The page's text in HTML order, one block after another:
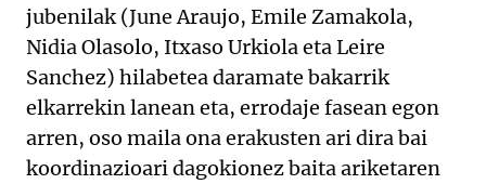
jubenilak (June Araujo, Emile Zamakola,
Nidia Olasolo, Itxaso Urkiola eta Leire
Sanchez) hilabetea daramate bakarrik
elkarrekin lanean eta, errodaje fasean egon
arren, oso maila ona erakusten ari dira bai
koordinazioari dagokionez baita ariketaren